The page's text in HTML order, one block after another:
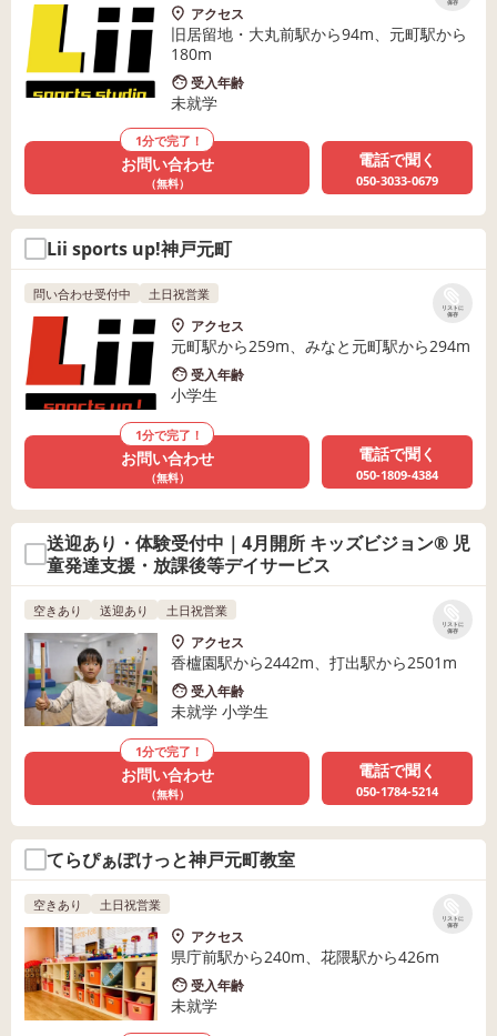
保存
アクセス
旧居留地・大丸前駅から94m、元町駅から
180m
受入年齢
未就学
1分で完了！
お問い合わせ
（無料）
電話で聞く
050-3033-0679
Lii sports up!神戸元町
リストに
保存
問い合わせ受付中 土日祝営業
アクセス
元町駅から259m、みなと元町駅から294m
受入年齢
小学生
1分で完了！
お問い合わせ
（無料）
電話で聞く
050-1809-4384
送迎あり・体験受付中｜4月開所 キッズビジョン® 児
童発達支援・放課後等デイサービス
リストに
保存
空きあり 送迎あり 土日祝営業
アクセス
香櫨園駅から2442m、打出駅から2501m
受入年齢
未就学 小学生
1分で完了！
お問い合わせ
（無料）
電話で聞く
050-1784-5214
てらぴぁぽけっと神戸元町教室
リストに
保存
空きあり 土日祝営業
アクセス
県庁前駅から240m、花隈駅から426m
受入年齢
未就学